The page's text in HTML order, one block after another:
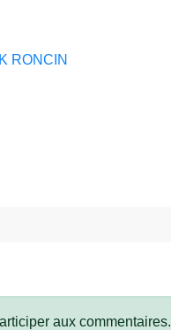
RONCIN
aux commentaires.